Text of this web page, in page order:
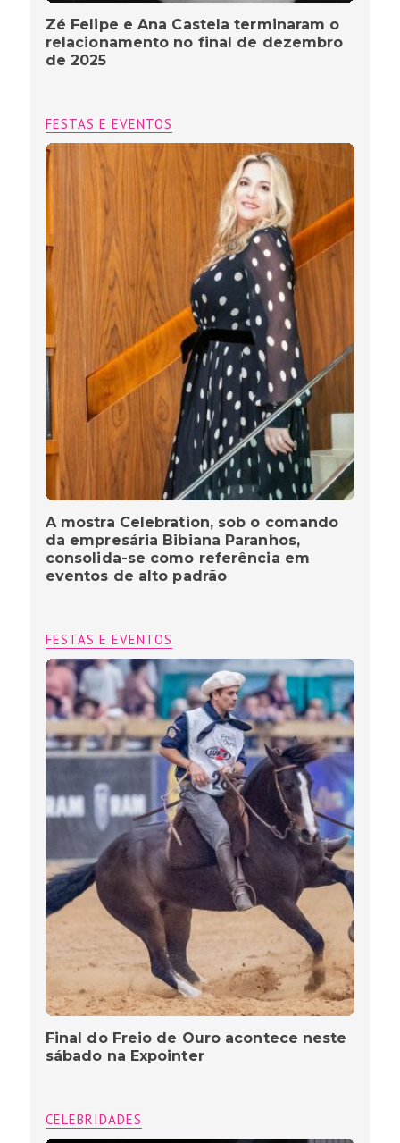
Zé Felipe e Ana Castela terminaram o
relacionamento no final de dezembro
de 2025
FESTAS E EVENTOS
A mostra Celebration, sob o comando
da empresária Bibiana Paranhos,
consolida-se como referência em
eventos de alto padrão
FESTAS E EVENTOS
Final do Freio de Ouro acontece neste
sábado na Expointer
CELEBRIDADES